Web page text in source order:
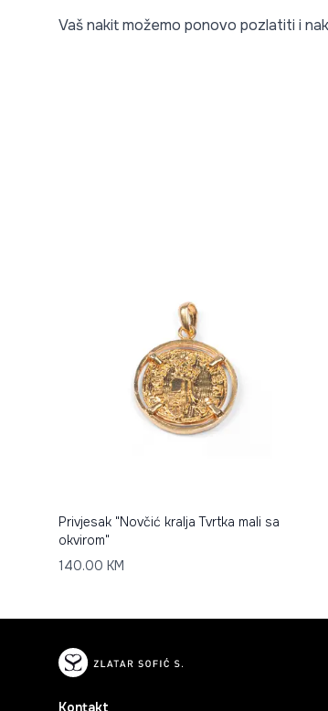
Vaš nakit možemo ponovo pozlatiti i
Privjesak "Novčić kralja Tvrtka mali sa
okvirom"
140.00 KM
Kontakt